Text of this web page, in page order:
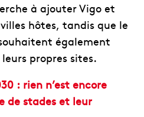
à ajouter Vigo et
hôtes, tandis que le
également
propres sites.
: rien n’est encore
de stades et leur